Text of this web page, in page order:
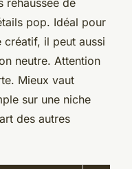
pop. Idéal pour
créatif, il peut aussi
neutre. Attention
Mieux vaut
sur une niche
des autres